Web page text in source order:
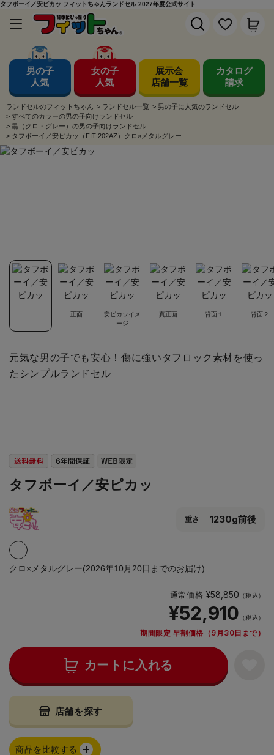
タフボーイ／安ピカッ フィットちゃんランドセル 2027年度公式サイト
男の子
人気
女の子
人気
展示会
店舗一覧
カタログ
請求
ランドセルのフィットちゃん > ランドセル一覧 > 男の子に人気のランドセル
> すべてのカラーの男の子向けランドセル
> 黒（クロ・グレー）の男の子向けランドセル
> タフボーイ／安ピカッ（FIT-202AZ）クロ×メタルグレー
正面
安ピカッイメ
ージ
真正面 背面１ 背面２
元気な男の子でも安心！傷に強いタフロック素材を使っ
たシンプルランドセル
タフボーイ／安ピカッ
重さ 1230g前後
クロ×メタルグレー(2026年10月20日までのお届け)
通常価格¥58,850（税込）
¥52,910 （税込）
期間限定 早割価格（9月30日まで）
カートに入れる
店舗を探す
商品を比較する